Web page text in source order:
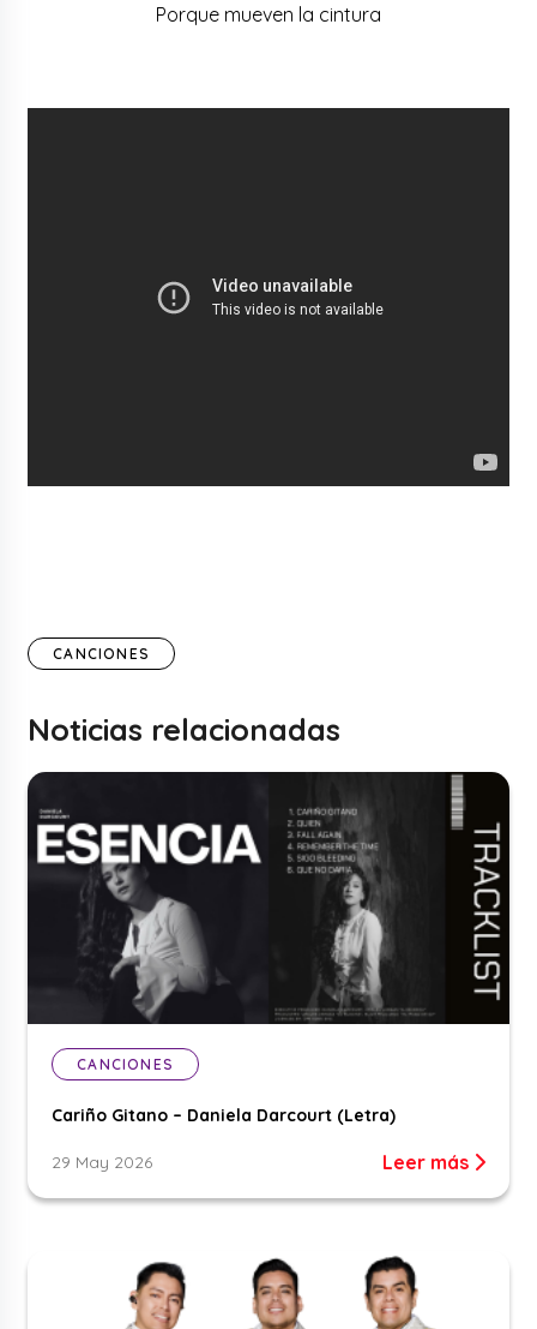
Porque mueven la cintura
CANCIONES
Noticias relacionadas
CANCIONES
Cariño Gitano – Daniela Darcourt (Letra)
29 May 2026 Leer más